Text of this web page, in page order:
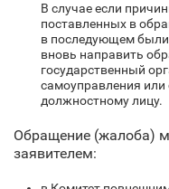
В случае если
поставленных в
в последующем
вновь направить
государственный
самоуправления
должностному лицу.
Обращение (жалоба)
заявителем: